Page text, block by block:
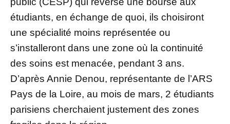
étudiants, en échange de quoi, ils choisiront
une spécialité moins représentée ou
s’installeront dans une zone où la continuité
des soins est menacée, pendant 3 ans.
D’après Annie Denou, représentante de l’ARS
Pays de la Loire, au mois de mars, 2 étudiants
parisiens cherchaient justement des zones